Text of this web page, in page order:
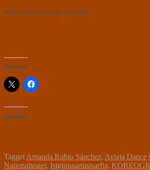
Foto: Ena Kurtagic Granulo
Del dette:
Like this:
Tagget Amanda Rubio Sánchez, Aviaja Dance
Nationalteater, Isiginnaartitsisarfia,